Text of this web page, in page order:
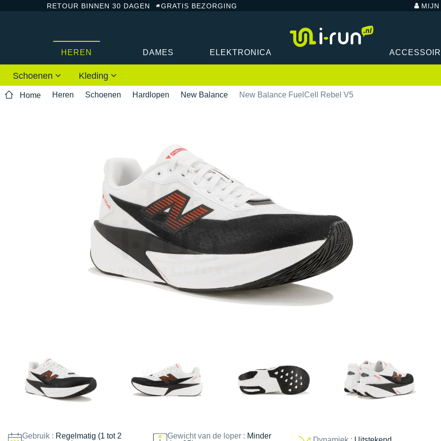
RETOUR BINNEN 30 DAGEN GRATIS BEZORGING
HEREN DAMES ELEKTRONICA
Schoenen Kleding
Home Heren Schoenen Hardlopen New Balance New Balance FuelCell Rebel V5
Gebruik : Regelmatig (1 tot 2
Gewicht van de loper : Minder